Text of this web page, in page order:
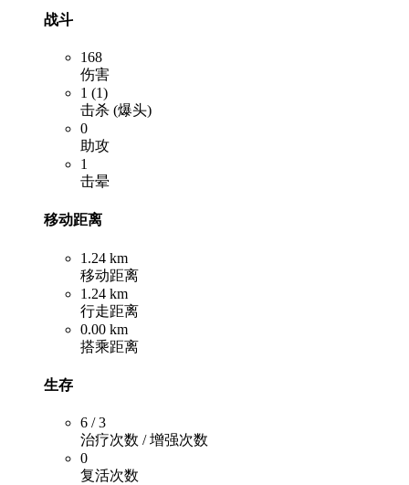
战斗
168
伤害
1 (1)
击杀 (爆头)
0
助攻
1
击晕
移动距离
1.24 km
移动距离
1.24 km
行走距离
0.00 km
搭乘距离
生存
6 / 3
治疗次数 / 增强次数
0
复活次数